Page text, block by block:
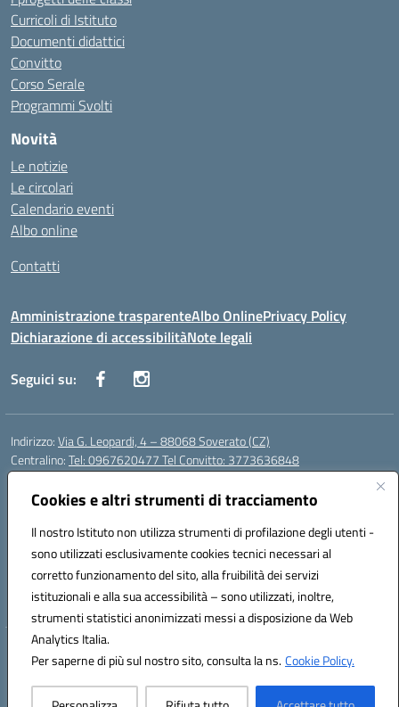
Cookies e altri strumenti di tracciamento
Il nostro Istituto non utilizza strumenti di profilazione degli utenti -
sono utilizzati esclusivamente cookies tecnici necessari al
corretto funzionamento del sito, alla fruibilità dei servizi
istituzionali e alla sua accessibilità – sono utilizzati, inoltre,
strumenti statistici anonimizzati messi a disposizione da Web
Analytics Italia.
Per saperne di più sul nostro sito, consulta la ns.Cookie Policy.
Curricoli di Istituto
Documenti didattici
Convitto
Corso Serale
Programmi Svolti
Novità
Le notizie
Le circolari
Calendario eventi
Albo online
Contatti
Amministrazione trasparenteAlbo OnlinePrivacy Policy
Dichiarazione di accessibilitàNote legali
Seguici su:
Indirizzo:Via G. Leopardi, 4 – 88068 Soverato (CZ)
Centralino:Tel: 0967620477 Tel Convitto: 3773636848
Email:
Posta elettronica certificata (PEC):czrh04000q@pec.istruzione.it
Codice fiscale: 84000690796
Codice meccanografico:CZRH04000Q
Codice Indice delle Pubbliche Amministrazioni (IPA): istsc_czrh04000q
Codice unico di fatturazione (CUF): UF9M13
Hosting & Powered by 3D Solution S.r.l.
Concept & Design by Designers Italia